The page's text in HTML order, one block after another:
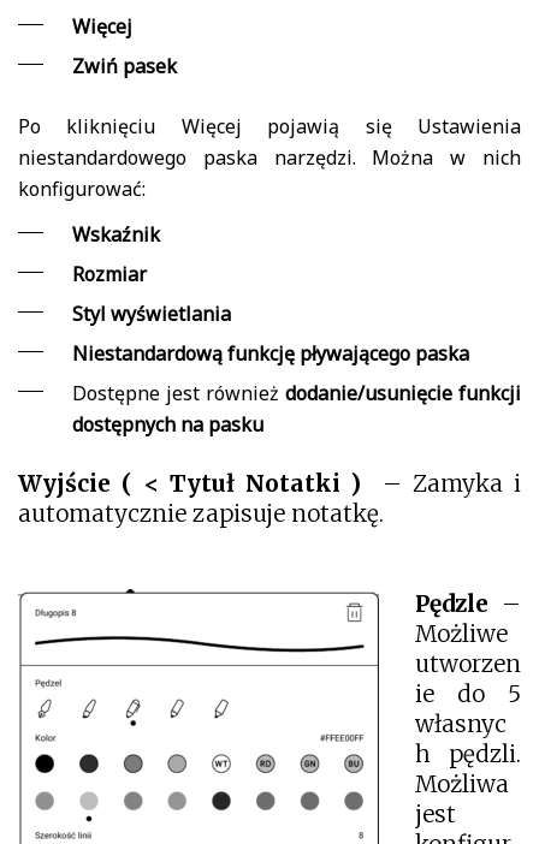
Więcej
Zwiń pasek
Po kliknięciu Więcej pojawią się Ustawienia
niestandardowego paska narzędzi. Można w nich
konfigurować:
Wskaźnik
Rozmiar
Styl wyświetlania
Niestandardową funkcję pływającego paska
Dostępne jest również dodanie/usunięcie funkcji
dostępnych na pasku
Wyjście ( < Tytuł Notatki )
– Zamyka i
automatycznie zapisuje notatkę.
Pędzle –
Możliwe
utworzen
ie do 5
własnyc
h pędzli.
Możliwa
jest